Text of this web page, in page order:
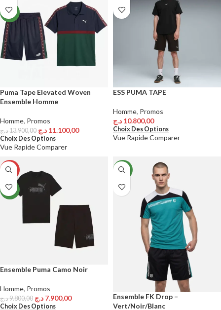
NEW
Puma Tape Elevated Woven
Ensemble Homme
Homme, Promos
13.900,00د.ج 11.100,00 د.ج
Choix Des Options
Vue RapideComparer
ESS PUMA TAPE
Homme, Promos
10.800,00 د.ج
Choix Des Options
Vue RapideComparer
-19%
NEW
Ensemble Puma Camo Noir
Homme, Promos
9.800,00د.ج 7.900,00 د.ج
Choix Des Options
NEW
Ensemble FK Drop –
Vert/Noir/Blanc